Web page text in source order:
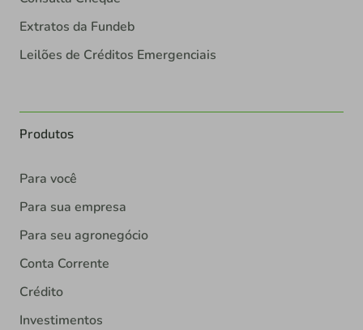
Extratos da Fundeb
Leilões de Créditos Emergenciais
Produtos
Para você
Para sua empresa
Para seu agronegócio
Conta Corrente
Crédito
Investimentos